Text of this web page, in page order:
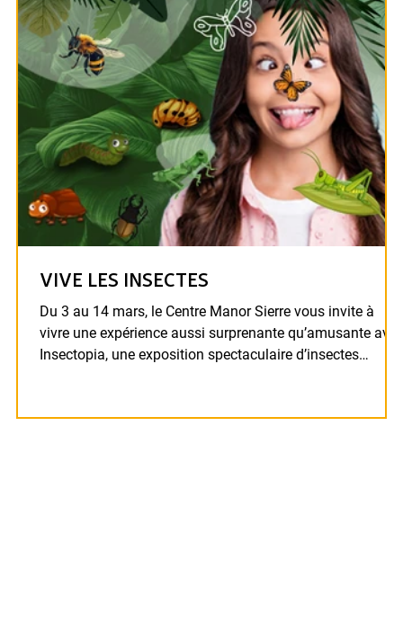
VIVE LES INSECTES
Du 3 au 14 mars, le Centre Manor Sierre vous invite à
vivre une expérience aussi surprenante qu’amusante avec
Insectopia, une exposition spectaculaire d’insectes